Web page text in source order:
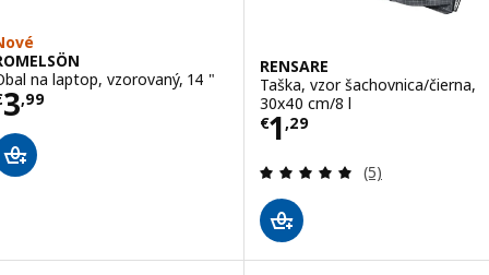
na laptop, vzorovaný, 14 "
3,99 € 3,99
RENSARE
Taška, vzor šachovnica/čierna,
30x40 cm/8 l
€1 ,29
Cena € 1,29
Prehľad: 5 z 5
(5)